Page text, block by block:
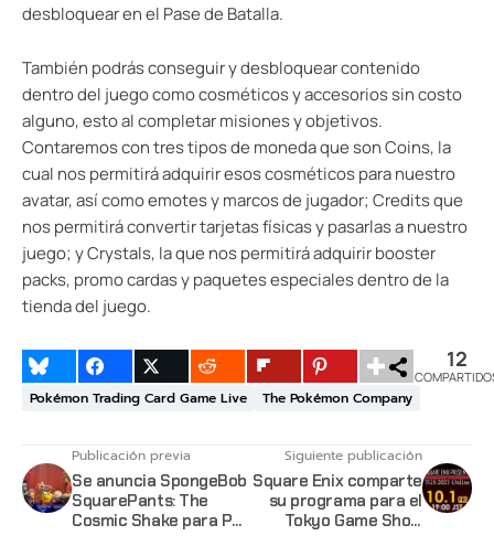
desbloquear en el Pase de Batalla.
También podrás conseguir y desbloquear contenido
dentro del juego como cosméticos y accesorios sin costo
alguno, esto al completar misiones y objetivos.
Contaremos con tres tipos de moneda que son Coins, la
cual nos permitirá adquirir esos cosméticos para nuestro
avatar, así como emotes y marcos de jugador; Credits que
nos permitirá convertir tarjetas físicas y pasarlas a nuestro
juego; y Crystals, la que nos permitirá adquirir booster
packs, promo cardas y paquetes especiales dentro de la
tienda del juego.
12
Pokémon Trading Card Game Live The Pokémon Company
Publicación previa
Se anuncia SpongeBob
SquarePants: The
Cosmic Shake para PC
Siguiente publicación
Square Enix comparte
su programa para el
Tokyo Game Show